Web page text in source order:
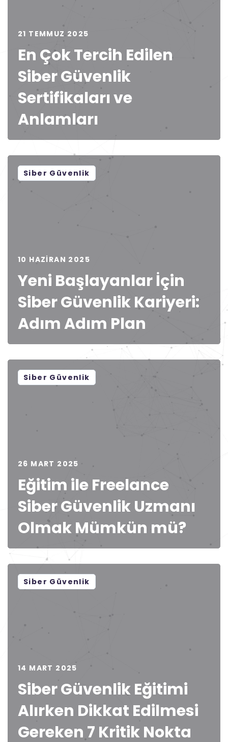
21 TEMMUZ 2025
En Çok Tercih Edilen
Siber Güvenlik
Sertifikaları ve
Anlamları
Siber Güvenlik
10 HAZIRAN 2025
Yeni Başlayanlar İçin
Siber Güvenlik Kariyeri:
Adım Adım Plan
Siber Güvenlik
26 MART 2025
Eğitim ile Freelance
Siber Güvenlik Uzmanı
Olmak Mümkün mü?
Siber Güvenlik
14 MART 2025
Siber Güvenlik Eğitimi
Alırken Dikkat Edilmesi
Gereken 7 Kritik Nokta